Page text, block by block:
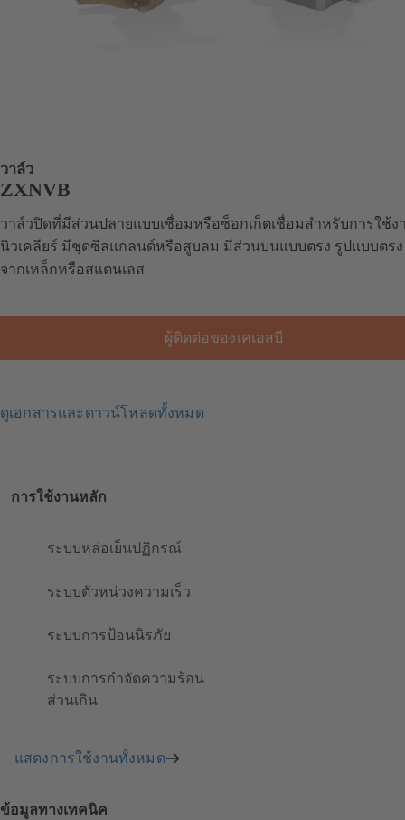
วาล์ว
ZXNVB
วาล์วปิดที่มีส่วนปลายแบบเชื่อมหรือซ็อกเก็ตเชื่อมสำหรับการใช้ง
นิวเคลียร์ มีชุดซีลแกลนด์หรือสูบลม มีส่วนบนแบบตรง รูปแบบตร
จากเหล็กหรือสแตนเลส
ผู้ติดต่อของเคเอสบี
ดูเอกสารและดาวน์โหลดทั้งหมด
การใช้งานหลัก
ระบบหล่อเย็นปฏิกรณ์
ระบบตัวหน่วงความเร็ว
ระบบการป้อนนิรภัย
ระบบการกำจัดความร้อน
ส่วนเกิน
แสดงการใช้งานทั้งหมด
ข้อมูลทางเทคนิค